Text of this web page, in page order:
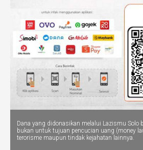
Dana yang didonasikan melalui Lazismu Solo
bukan untuk tujuan pencucian uang (money
terorisme maupun tindak kejahatan lainnya.